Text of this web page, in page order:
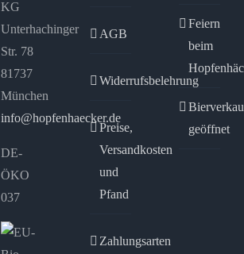
KG
Unterhachinger
Str. 78
81737
München
info@hopfenhaecker.de
DE-
ÖKO
037
AGB
Widerrufsbelehrung
Preise,
Versandkosten
und
Pfand
Zahlungsarten
Feiern
beim
geöffnet